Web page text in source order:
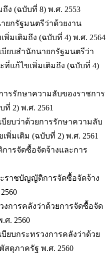
ง (ฉบับที่ 8) พ.ศ. 2553
ยกรัฐมนตรีว่าด้วยงาน
มเติมถึง (ฉบับที่ 4) พ.ศ. 2564
ยบสำนักนายกรัฐมนตรีว่า
ที่แก้ไขเพิ่มเติมถึง (ฉบับที่ 4)
ารรักษาความลับของราชการ
2) พ.ศ. 2561
ยบว่าด้วยการรักษาความลับ
พิ่มเติม (ฉบับที่ 2) พ.ศ. 2561
ารจัดซื้อจัดจ้างและการ
ราชบัญญัติการจัดซื้อจัดจ้าง
งการคลังว่าด้วยการจัดซื้อจัด
ศ. 2560
ยบกระทรวงการคลังว่าด้วย
สดุภาครัฐ พ.ศ. 2560